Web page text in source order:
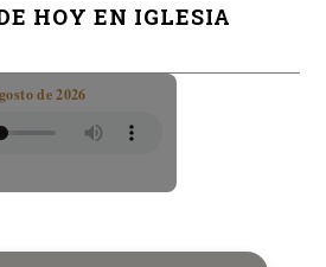
HOY EN IGLESIA
de 2026